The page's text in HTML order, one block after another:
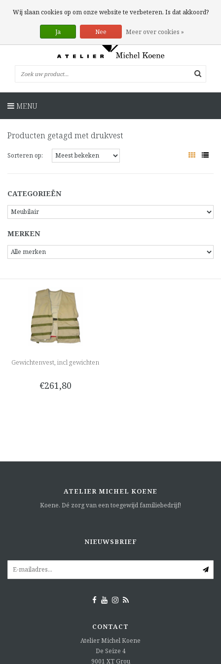
0 Artikelen
MENU
Producten getagd met drukvest
Sorteren op:
CATEGORIEËN
MERKEN
Gewichtenvest, incl gewichten
€261,80
ATELIER MICHEL KOENE
Koene. Dé zorg van een toegewijd familiebedrijf!
NIEUWSBRIEF
CONTACT
Atelier Michel Koene
De Seize 4
9001 XT Grou
Wij slaan cookies op om onze website te verbeteren. Is dat akkoord?
Ja Nee Meer over cookies »